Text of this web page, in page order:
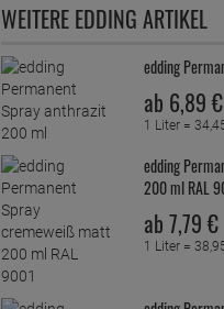
WEITERE EDDING ARTIKEL
edding
ab 6,89 €
1 Liter = 34,
edding
200 ml RAL
ab 7,79 €
1 Liter = 38,